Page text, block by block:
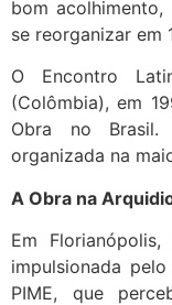
bom
se reorganizar em
O Encontro
(Colômbia), em
Obra no Brasil.
organizada na
A Obra na
Em
impulsionada
PIME, que